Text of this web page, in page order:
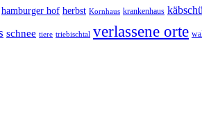
hamburger hof herbst Kornhaus krankenhaus
schnee tiere triebischtal verlassene orte